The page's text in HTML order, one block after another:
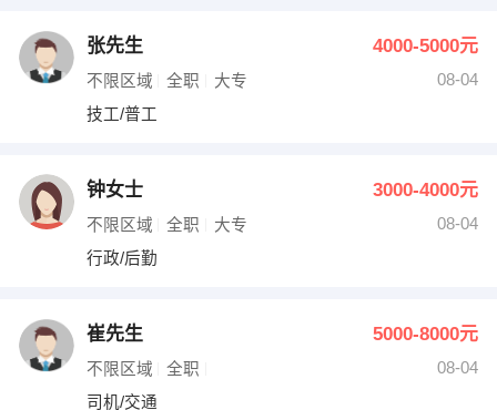
张先生 4000-5000元
不限区域 全职 大专
08-04
技工/普工
钟女士 3000-4000元
不限区域 全职 大专
08-04
行政/后勤
崔先生 5000-8000元
不限区域 全职
08-04
司机/交通